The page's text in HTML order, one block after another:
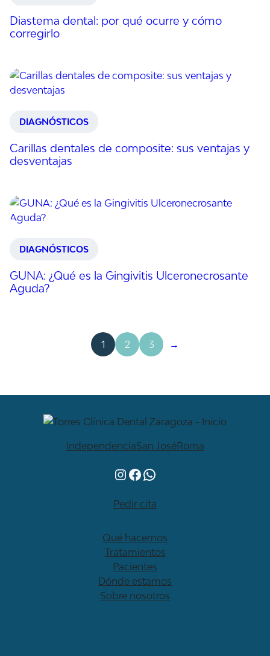
Diastema dental: por qué ocurre y cómo
corregirlo
DIAGNÓSTICOS
Carillas dentales de composite: sus ventajas y
desventajas
DIAGNÓSTICOS
GUNA: ¿Qué es la Gingivitis Ulceronecrosante
Aguda?
1 2 3 →
IndependenciaSan JoséRoma
Instagram
Facebook
WhatsApp
Pedir cita
Qué hacemos
Tratamientos
Pacientes
Dónde estamos
Sobre nosotros